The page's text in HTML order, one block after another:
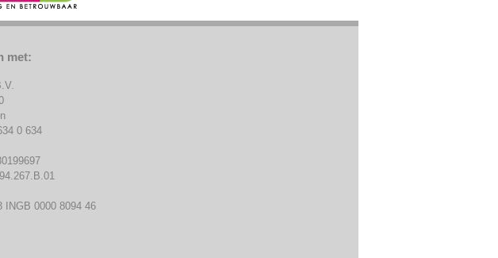
met:
0 634
INGB 0000 8094 46